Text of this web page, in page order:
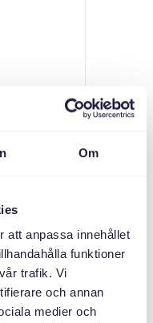
Om
att anpassa innehållet
funktioner
trafik. Vi
och annan
medier och